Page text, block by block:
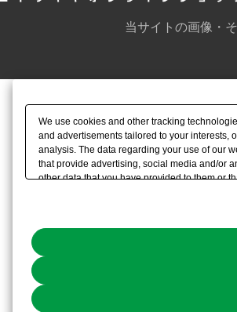
当サイトの画像・
We use cookies and other tracking
and advertisements tailored to your interests,
analysis. The data regarding your use of our
that provide advertising, social media and/or
other data that you have provided to them or
the use of all Cookies except for Strictly
You can change your consent or rejection